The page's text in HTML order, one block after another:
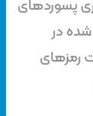
پسوردهای
در